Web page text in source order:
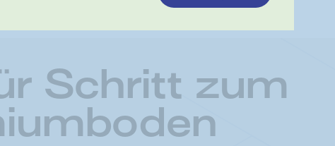
Schritt zum